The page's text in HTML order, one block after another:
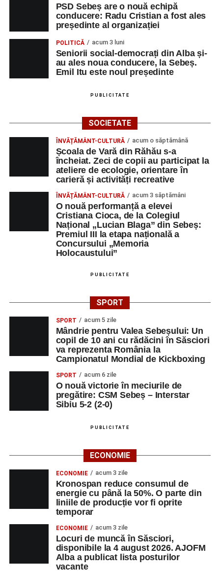
Piața Primăriei
(Race Office) pentru competiția
Blaga” Sebeș
Orele 10.00–20.00– Punct oficial de înscrieri și informații
(Race Office) pentru competiția„Cicloaventurier de
Râpa Roșie
Orele 17.00–20.00– Antrenamente libere pe traseul de
Centrul Cultural „Lucian Blaga”
(România, 2023), black comedy, în regia lui
Gabi Virginia Șarga și Cătălin Rotaru, producător Gabi
DUMINICĂ, 23 AUGUST 2026
Râpa Roșie
„Cicloaventurier de Sebeș”– startul oficial
al competiției MTB pentru copii.
LUNI, 24 AUGUST 2026
Casa Fanfarei din Petrești
Ora 18.00– Activități recreative pentru copii, susținute de
trupele de teatru„Gepetto”și„Pied Piper”.
Seară cu tradiții săsești, cu participarea:
Fanfarei din Petrești;
Trupei de Dansuri Săsești;
Alexandrei Pamfilie;
PSD Sebeș are o nouă echipă
conducere: Radu Cristian a fost ales
președinte al organizației
POLITICĂ acum 3 luni
Seniorii social-democrați din Alba și-
au ales noua conducere, la Sebeș.
Emil Itu este noul președinte
PUBLICITATE
SOCIETATE
ÎNVĂȚĂMÂNT-CULTURĂ acum o săptămână
Școala de Vară din Răhău s-a
încheiat. Zeci de copii au participat la
ateliere de ecologie, orientare în
carieră și activități recreative
ÎNVĂȚĂMÂNT-CULTURĂ acum 3 săptămâni
O nouă performanță a elevei
Cristiana Cioca, de la Colegiul
Național „Lucian Blaga” din Sebeș:
Premiul III la etapa națională a
Concursului „Memoria
Holocaustului”
PUBLICITATE
SPORT
SPORT acum 5 zile
Mândrie pentru Valea Sebeșului: Un
copil de 10 ani cu rădăcini în Săsciori
va reprezenta România la
Campionatul Mondial de Kickboxing
SPORT acum 6 zile
O nouă victorie în meciurile de
pregătire: CSM Sebeș – Interstar
Sibiu 5-2 (2-0)
PUBLICITATE
ECONOMIE
ECONOMIE acum 3 zile
Kronospan reduce consumul de
energie cu până la 50%. O parte din
liniile de producție vor fi oprite
temporar
ECONOMIE acum 3 zile
Locuri de muncă în Săsciori,
disponibile la 4 august 2026. AJOFM
Alba a publicat lista posturilor
vacante